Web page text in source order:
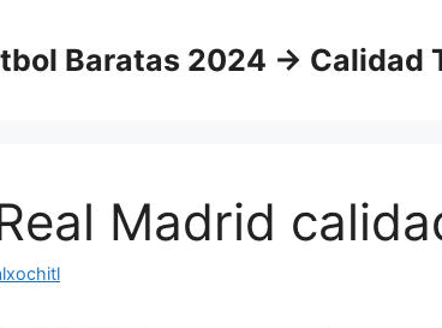
Baratas 2024 → Calidad
Madrid